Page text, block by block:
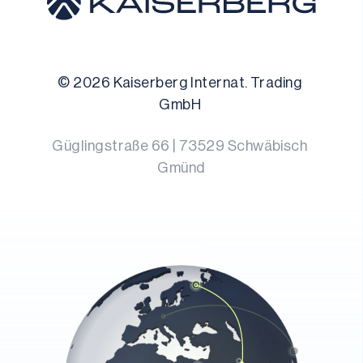
© 2026 Kaiserberg Internat. Trading
GmbH
Güglingstraße 66 73529 Schwäbisch
Gmünd